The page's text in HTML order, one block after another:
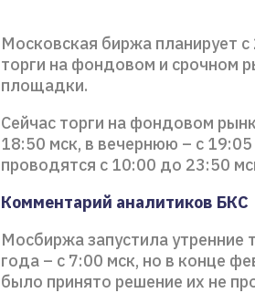
Московская биржа планирует
торги на фондовом и срочном
площадки.
Сейчас торги на фондовом
18:50 мск, в вечернюю – с
проводятся с 10:00 до 23:50
Комментарий аналитиков БКС
Мосбиржа запустила
года – с 7:00 мск, но в конце
было принято решение их не